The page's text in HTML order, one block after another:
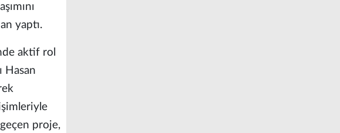
yaptı.
aktif rol
Hasan
proje,